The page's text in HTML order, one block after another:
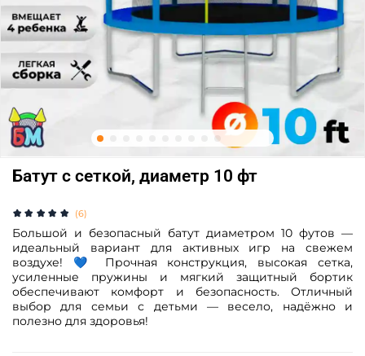
(6)
Батут с сеткой, диаметр 10 фт
Большой и безопасный батут диаметром 10 футов —
идеальный вариант для активных игр на свежем
воздухе! 💙 Прочная конструкция, высокая сетка,
усиленные пружины и мягкий защитный бортик
обеспечивают комфорт и безопасность. Отличный
выбор для семьи с детьми — весело, надёжно и
полезно для здоровья!